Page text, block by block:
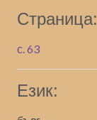
Страница:
с. 63
Език: